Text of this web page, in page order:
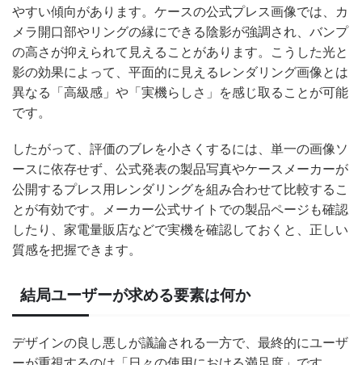
やすい傾向があります。ケースの公式プレス画像では、カ
メラ開口部やリングの縁にできる陰影が強調され、バンプ
の高さが抑えられて見えることがあります。こうした光と
影の効果によって、平面的に見えるレンダリング画像とは
異なる「高級感」や「実機らしさ」を感じ取ることが可能
です。
したがって、評価のブレを小さくするには、単一の画像ソ
ースに依存せず、公式発表の製品写真やケースメーカーが
公開するプレス用レンダリングを組み合わせて比較するこ
とが有効です。メーカー公式サイトでの製品ページも確認
したり、家電量販店などで実機を確認しておくと、正しい
質感を把握できます。
結局ユーザーが求める要素は何か
デザインの良し悪しが議論される一方で、最終的にユーザ